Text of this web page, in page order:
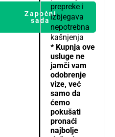
Započni
sada
prepreke i
izbjegava
nepotrebna
kašnjenja
* Kupnja ove
usluge ne
jamči vam
odobrenje
vize, već
samo da
ćemo
pokušati
pronaći
najbolje